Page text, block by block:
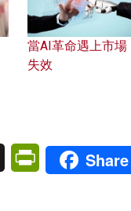
當AI革命遇上市場
失效
X PrintFriendly
Share